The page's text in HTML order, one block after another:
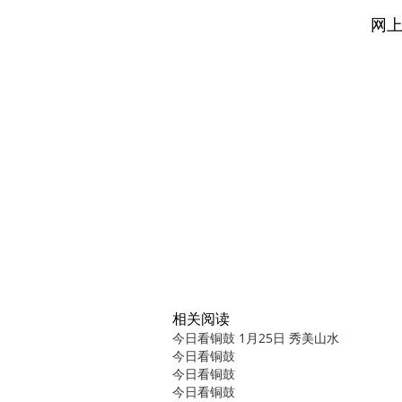
网
相关阅读
今日看铜鼓 1月25日 秀美山水
今日看铜鼓
今日看铜鼓
今日看铜鼓